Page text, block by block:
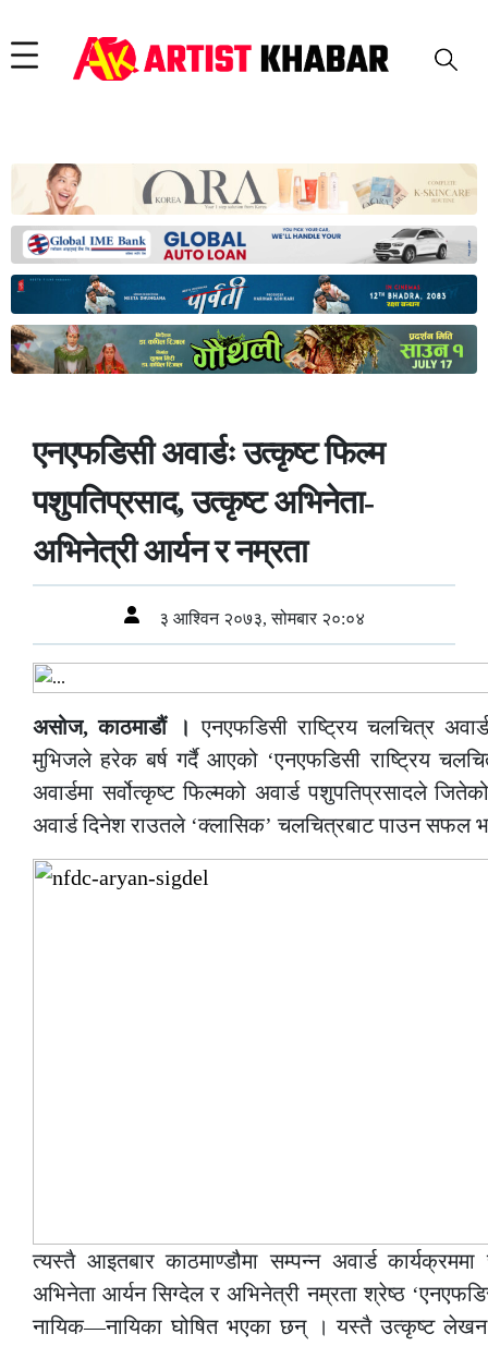
एनएफडिसी अवार्डः उत्कृष्ट फिल्म
पशुपतिप्रसाद, उत्कृष्ट अभिनेता-
अभिनेत्री आर्यन र नम्रता
३ आश्विन २०७३, सोमबार २०:०४
असोज, काठमाडौं । एनएफडिसी राष्ट्रिय चलचित्र
मुभिजले हरेक बर्ष गर्दै आएको ‘एनएफडिसी राष्ट्रिय
अवार्डमा सर्वोत्कृष्ट फिल्मको अवार्ड पशुपतिप्रसादले
अवार्ड दिनेश राउतले ‘क्लासिक’ चलचित्रबाट पाउन सफल
त्यस्तै आइतबार काठमाण्डौमा सम्पन्न अवार्ड
अभिनेता आर्यन सिग्देल र अभिनेत्री नम्रता श्रेष्ठ
नायिक—नायिका घोषित भएका छन् । यस्तै उत्कृष्ट लेखन